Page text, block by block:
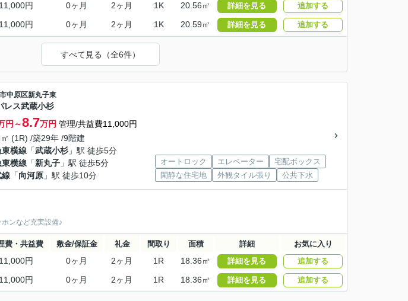
11,000円 0ヶ月 2ヶ月 1K 20.56㎡ 詳細を見る 追加する
11,000円 0ヶ月 2ヶ月 1K 20.59㎡ 詳細を見る 追加する
すべて見る（全6件）
中原区新丸子東
レス武蔵小杉
円～8.7万円 管理/共益費11,000円
(1R) /築29年 /9階建
東横線 「武蔵小杉 」駅 徒歩5分
東横線 「新丸子 」駅 徒歩5分
線 「向河原 」駅 徒歩10分
オートロック エレベーター
宅配ボックス
閑静な住宅地
外観タイル張り 公共下水
ンなど充実設備♪
費・共益費 敷金/保証金 礼金 間取り 面積 詳細 お気に入り
11,000円 0ヶ月 2ヶ月 1R 18.36㎡ 詳細を見る 追加する
11,000円 0ヶ月 2ヶ月 1R 18.36㎡ 詳細を見る 追加する